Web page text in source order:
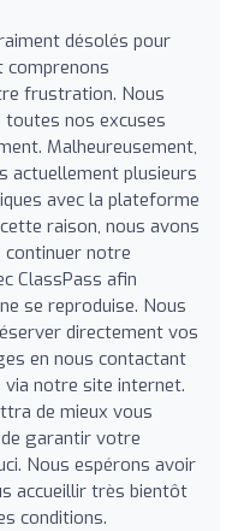
désolés pour
frustration. Nous
nos excuses
Malheureusement,
actuellement plusieurs
avec la plateforme
raison, nous avons
continuer notre
ClassPass afin
se reproduise. Nous
directement vos
en nous contactant
via notre site internet.
de mieux vous
garantir votre
Nous espérons avoir
accueillir très bientôt
conditions.